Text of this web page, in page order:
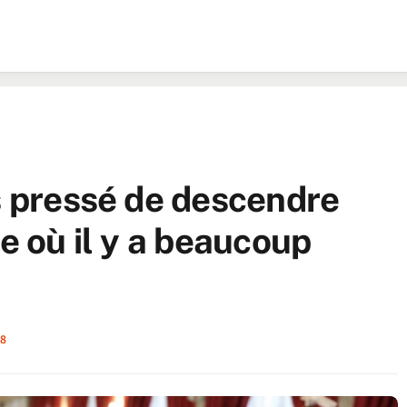
de descendre
où il y a beaucoup
8